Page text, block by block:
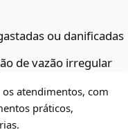
ou danificadas
de vazão irregular
atendimentos, com
práticos,